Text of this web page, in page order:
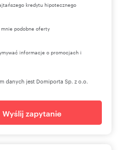
kredytu hipotecznego
podobne oferty
informacje o promocjach i
danych jest Domiporta Sp. z o.o.
Wyślij zapytanie